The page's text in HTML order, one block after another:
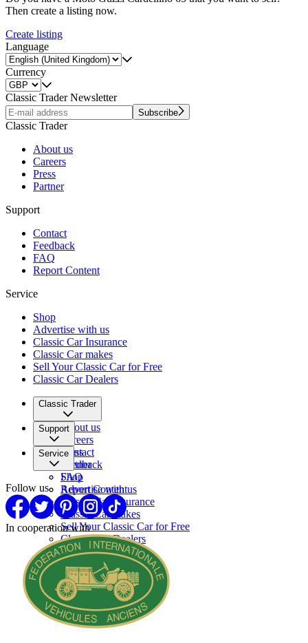
Then create a listing now.
Create listing
Language
Currency
Classic Trader Newsletter
Subscribe
Classic Trader
About us
Careers
Press
Partner
Support
Contact
Feedback
FAQ
Report Content
Service
Shop
Advertise with us
Classic Car Insurance
Classic Car makes
Sell Your Classic Car for Free
Classic Car Dealers
Classic Trader
About us
Careers
Press
Partner
Support
Contact
Feedback
FAQ
Report Content
Service
Shop
Advertise with us
Classic Car Insurance
Classic Car makes
Sell Your Classic Car for Free
Classic Car Dealers
Follow us
In cooperation with